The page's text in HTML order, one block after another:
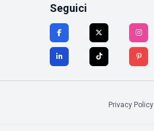
Seguici
Privacy Policy